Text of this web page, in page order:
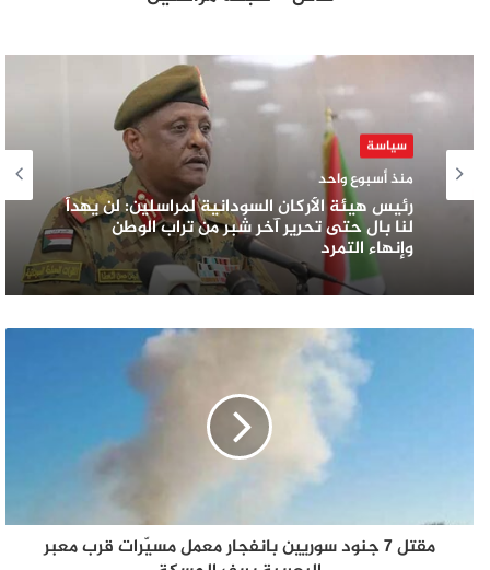
سياسة
منذ أسبوع واحد
رئيس هيئة الأركان السودانية لمراسلين: لن يهدأ
لنا بال حتى تحرير آخر شبر من تراب الوطن
وإنهاء التمرد
مقتل 7 جنود سوريين بانفجار معمل مسيّرات قرب معبر